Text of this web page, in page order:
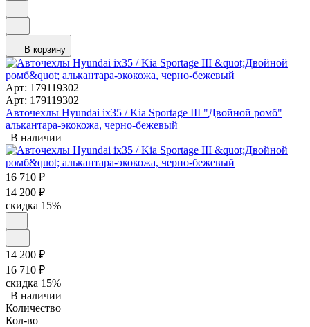
В корзину
Арт: 179119302
Арт: 179119302
Авточехлы Hyundai ix35 / Kia Sportage III "Двойной ромб"
алькантара-экокожа, черно-бежевый
В наличии
16 710 ₽
14 200 ₽
скидка 15%
14 200 ₽
16 710 ₽
скидка 15%
В наличии
Количество
Кол-во